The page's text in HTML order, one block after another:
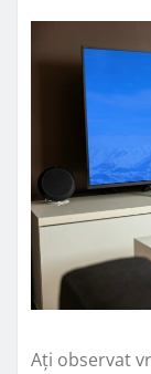
Ați observat